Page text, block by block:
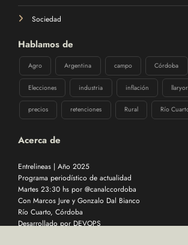
Sociedad
Hablamos de
Agro Argentina campo Córdoba
Elecciones industria inflación
precios retenciones Rural Río
Acerca de
Entrelineas | Año 2025
Programa periodístico de actualidad
Martes 23:30 hs por @canalccordoba
Con Marcos Jure y Gonzalo Dal Bianco
Río Cuarto, Córdoba
Desarrollado porDEVOPS